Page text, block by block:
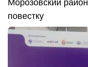
Морозовский
повестку